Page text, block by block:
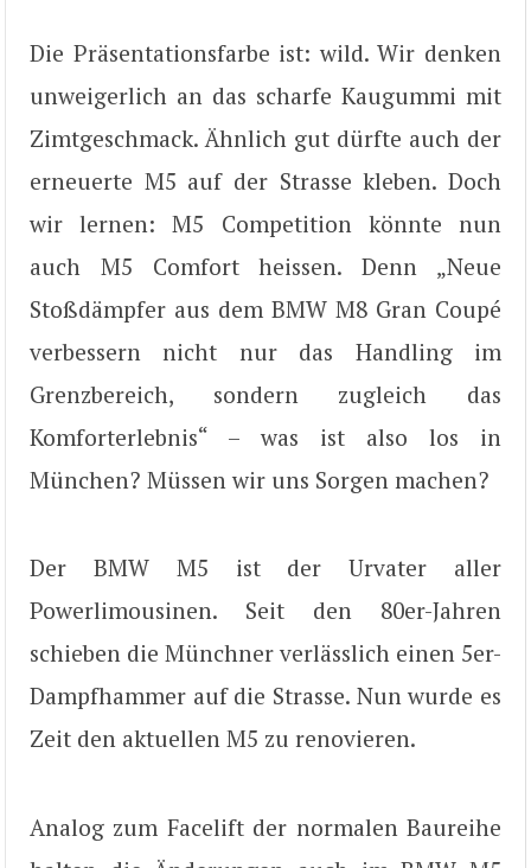
Die Präsentationsfarbe ist: wild. Wir denken
unweigerlich an das scharfe Kaugummi mit
Zimtgeschmack. Ähnlich gut dürfte auch der
erneuerte M5 auf der Strasse kleben. Doch
wir lernen: M5 Competition könnte nun
auch M5 Comfort heissen. Denn „Neue
Stoßdämpfer aus dem BMW M8 Gran Coupé
verbessern nicht nur das Handling im
Grenzbereich, sondern zugleich das
Komforterlebnis“ – was ist also los in
München? Müssen wir uns Sorgen machen?
Der BMW M5 ist der Urvater aller
Powerlimousinen. Seit den 80er-Jahren
schieben die Münchner verlässlich einen 5er-
Dampfhammer auf die Strasse. Nun wurde es
Zeit den aktuellen M5 zu renovieren.
Analog zum Facelift der normalen Baureihe